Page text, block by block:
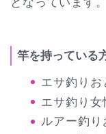
竿を持っている
エサ釣り
エサ釣り女
ルアー釣